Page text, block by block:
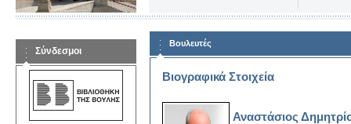
Σύνδεσμοι
Βουλευτές
Βιογραφικά Στοιχεία
Αναστάσιος